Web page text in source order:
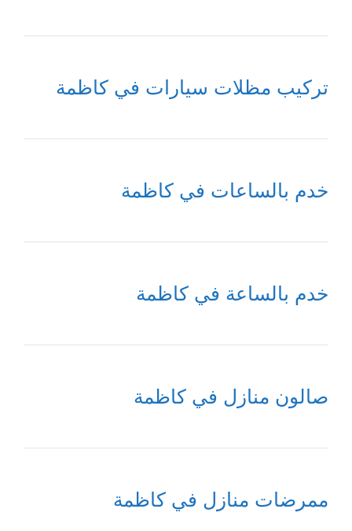
تركيب مظلات سيارات في كاظمة
خدم بالساعات في كاظمة
خدم بالساعة في كاظمة
صالون منازل في كاظمة
ممرضات منازل في كاظمة